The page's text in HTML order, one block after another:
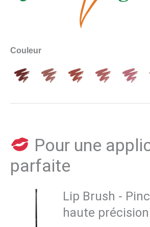
Couleur
Pour une
parfaite
Lip Brush -
haute précision